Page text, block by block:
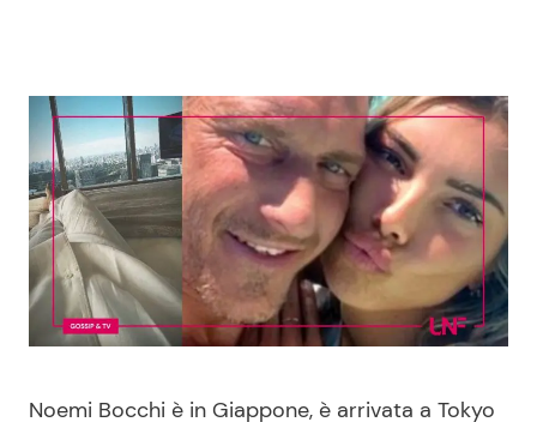
News Cinema
News Musica
News Spettacolo
News dal mondo
Benessere
Casa
Cucina e Ricette
Consigli di Cucina
Noemi Bocchi è in Giappone, è arrivata a Tokyo